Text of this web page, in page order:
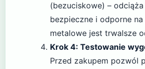
(bezuciskowe) –
bezpieczne i odporne
metalowe jest trwalsze
Krok 4: Testowanie
Przed zakupem pozwól